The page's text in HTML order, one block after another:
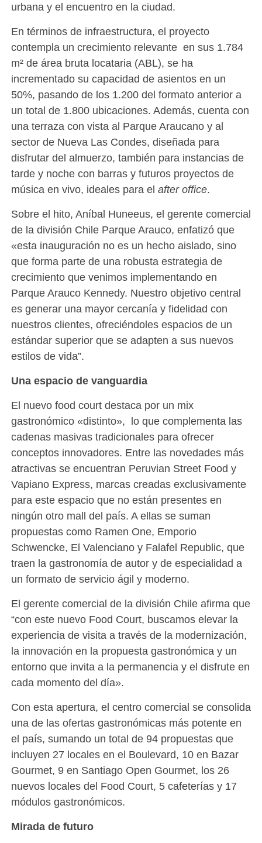
urbana y el encuentro en la ciudad.
En términos de infraestructura, el proyecto
contempla un crecimiento relevante en sus 1.784
m² de área bruta locataria (ABL), se ha
incrementado su capacidad de asientos en un
50%, pasando de los 1.200 del formato anterior a
un total de 1.800 ubicaciones. Además, cuenta con
una terraza con vista al Parque Araucano y al
sector de Nueva Las Condes, diseñada para
disfrutar del almuerzo, también para instancias de
tarde y noche con barras y futuros proyectos de
música en vivo, ideales para el after office.
Sobre el hito, Aníbal Huneeus, el gerente comercial
de la división Chile Parque Arauco, enfatizó que
«esta inauguración no es un hecho aislado, sino
que forma parte de una robusta estrategia de
crecimiento que venimos implementando en
Parque Arauco Kennedy. Nuestro objetivo central
es generar una mayor cercanía y fidelidad con
nuestros clientes, ofreciéndoles espacios de un
estándar superior que se adapten a sus nuevos
estilos de vida”.
Una espacio de vanguardia
El nuevo food court destaca por un mix
gastronómico «distinto», lo que complementa las
cadenas masivas tradicionales para ofrecer
conceptos innovadores. Entre las novedades más
atractivas se encuentran Peruvian Street Food y
Vapiano Express, marcas creadas exclusivamente
para este espacio que no están presentes en
ningún otro mall del país. A ellas se suman
propuestas como Ramen One, Emporio
Schwencke, El Valenciano y Falafel Republic, que
traen la gastronomía de autor y de especialidad a
un formato de servicio ágil y moderno.
El gerente comercial de la división Chile afirma que
“con este nuevo Food Court, buscamos elevar la
experiencia de visita a través de la modernización,
la innovación en la propuesta gastronómica y un
entorno que invita a la permanencia y el disfrute en
cada momento del día».
Con esta apertura, el centro comercial se consolida
una de las ofertas gastronómicas más potente en
el país, sumando un total de 94 propuestas que
incluyen 27 locales en el Boulevard, 10 en Bazar
Gourmet, 9 en Santiago Open Gourmet, los 26
nuevos locales del Food Court, 5 cafeterías y 17
módulos gastronómicos.
Mirada de futuro